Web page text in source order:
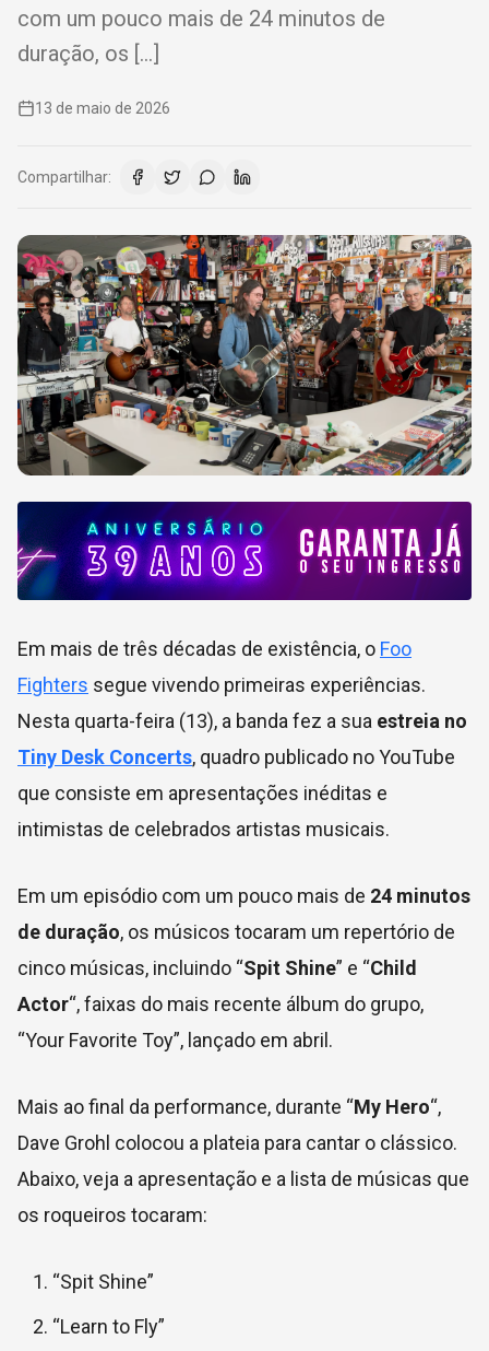
com um pouco mais de 24 minutos de
duração, os […]
13 de maio de 2026
Compartilhar:
Em mais de três décadas de existência, o Foo
Fighters segue vivendo primeiras experiências.
Nesta quarta-feira (13), a banda fez a sua estreia no
Tiny Desk Concerts, quadro publicado no YouTube
que consiste em apresentações inéditas e
intimistas de celebrados artistas musicais.
Em um episódio com um pouco mais de 24 minutos
de duração, os músicos tocaram um repertório de
cinco músicas, incluindo “Spit Shine” e “Child
Actor“, faixas do mais recente álbum do grupo,
“Your Favorite Toy”, lançado em abril.
Mais ao final da performance, durante “My Hero“,
Dave Grohl colocou a plateia para cantar o clássico.
Abaixo, veja a apresentação e a lista de músicas que
os roqueiros tocaram:
“Spit Shine”
“Learn to Fly”